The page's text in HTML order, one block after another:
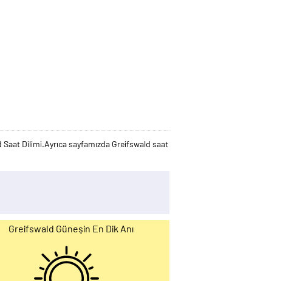
Dilimi.Ayrıca sayfamızda Greifswald saat
Greifswald Güneşin En Dik Anı